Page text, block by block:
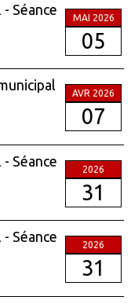
Séance
MAI 2026
05
AVR 2026
07
Séance
2026
31
Séance
2026
31